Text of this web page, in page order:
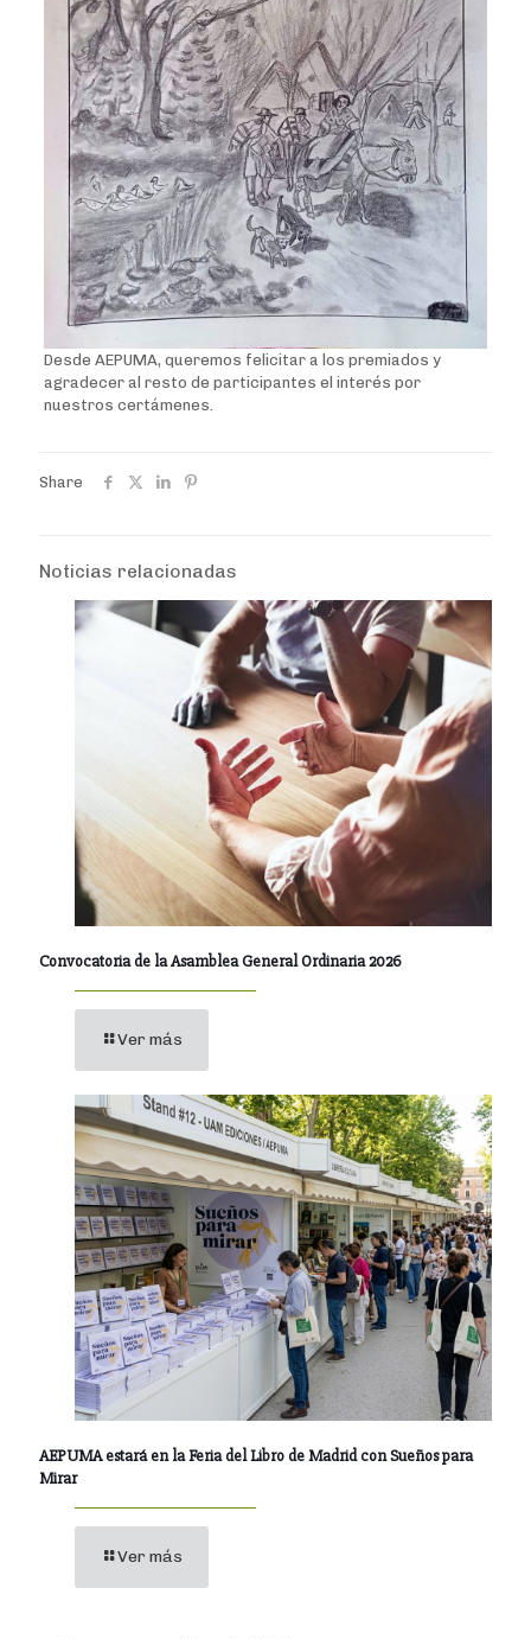
Desde AEPUMA, queremos felicitar a los premiados y
agradecer al resto de participantes el interés por
nuestros certámenes.
Share
Noticias relacionadas
Convocatoria de la Asamblea General Ordinaria 2026
Ver más
AEPUMA estará en la Feria del Libro de Madrid con Sueños para
Mirar
Ver más